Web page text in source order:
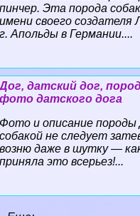
пинчер. Эта порода
имени своего создателя
г. Апольды в Германии....
Дог, датский дог,
фото датского дога
Фото и описание
собакой не следует
возню даже в шутку —
приняла это всерьез!...